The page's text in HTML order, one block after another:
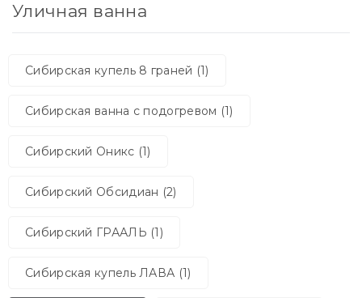
Уличная ванна
Сибирская купель 8 граней (1)
Сибирская ванна с подогревом (1)
Сибирский Оникс (1)
Сибирский Обсидиан (2)
Сибирский ГРААЛЬ (1)
Сибирская купель ЛАВА (1)